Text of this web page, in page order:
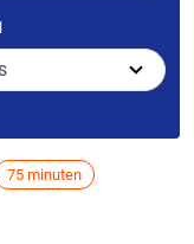
75 minuten